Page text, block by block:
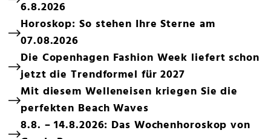
6.8.2026
Horoskop: So stehen Ihre Sterne am
07.08.2026
Die Copenhagen Fashion Week liefert schon
jetzt die Trendformel für 2027
Mit diesem Welleneisen kriegen Sie die
perfekten Beach Waves
8.8. – 14.8.2026: Das Wochenhoroskop von